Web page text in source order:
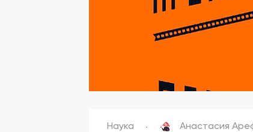
Наука Анастасия